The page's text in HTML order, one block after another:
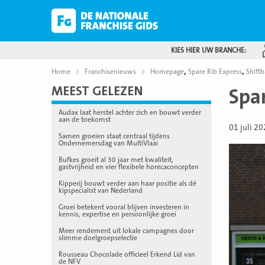
KIES HIER UW BRANCHE:
Home Franchisenieuws Homepage, Spare Rib Express,
MEEST GELEZEN
Audax laat herstel achter zich en bouwt verder
aan de toekomst
Samen groeien staat centraal tijdens
Ondernemersdag van MultiVlaai
Bufkes groeit al 30 jaar met kwaliteit,
gastvrijheid en vier flexibele horecaconcepten
Kipperij bouwt verder aan haar positie als dé
kipspecialist van Nederland
Groei betekent vooral blijven investeren in
kennis, expertise en persoonlijke groei
Meer rendement uit lokale campagnes door
slimme doelgroepselectie
Rousseau Chocolade officieel Erkend Lid van
de NFV
01 juli